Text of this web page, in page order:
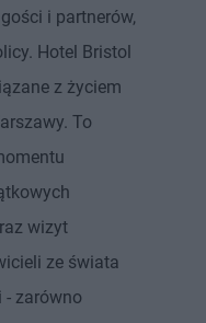
i partnerów,
Hotel Bristol
z życiem
To
wizyt
ze świata
zarówno